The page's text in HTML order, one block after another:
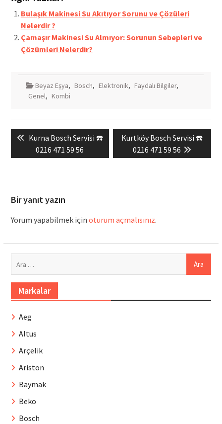
Bulaşık Makinesi Su Akıtıyor Sorunu ve Çözüleri
Nelerdir ?
Çamaşır Makinesi Su Almıyor: Sorunun Sebepleri ve
Çözümleri Nelerdir?
Beyaz Eşya, Bosch, Elektronik, Faydalı Bilgiler,
Genel, Kombi
Yazı
gezinmesi
Previous
post:
Kurna Bosch Servisi ☎️
0216 471 59 56
Next
post:
Kurtköy Bosch Servisi ☎️
0216 471 59 56
Bir yanıt yazın
Yorum yapabilmek için oturum açmalısınız.
Markalar
Aeg
Altus
Arçelik
Ariston
Baymak
Beko
Bosch